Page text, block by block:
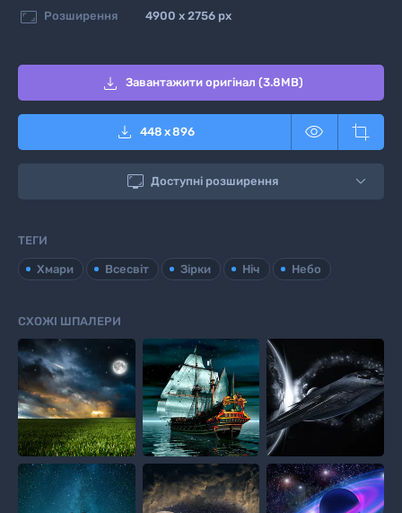
 Розширення 4900 x 2756 px
 Завантажити оригінал (3.8MB)
 448 x896  
 Доступні розширення
ТЕГИ
Хмари Всесвіт Зірки Ніч Небо
СХОЖІ ШПАЛЕРИ